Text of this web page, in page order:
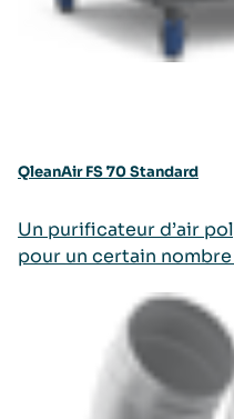
QleanAir FS 70 Standard
Un purificateur d’air
pour un certain